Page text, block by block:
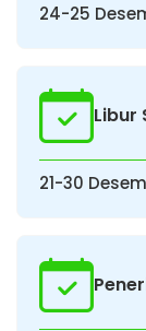
24-25
Libur
21-30